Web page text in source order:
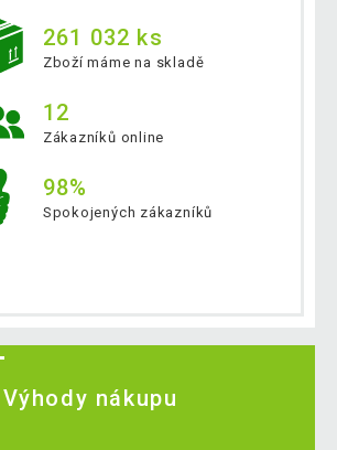
261 032 ks
Zboží máme na skladě
12
Zákazníků online
98%
Spokojených zákazníků
Výhody nákupu